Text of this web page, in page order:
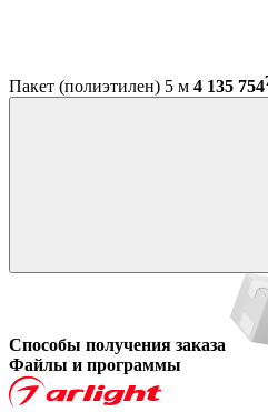
Пакет (полиэтилен) 5 м 4 135 754
Способы получения заказа
Файлы и программы